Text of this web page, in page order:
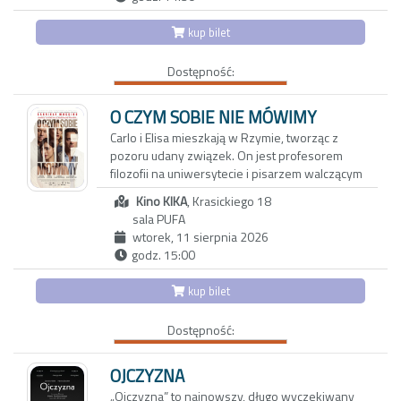
kategoria wiekowa 4+
rutyna. Gdy pewnego wieczoru Joe i Angela
zapraszają na kolację parę tajemniczych
sąsiadów, swobodna i przyjacielska rozmowa
grę. To, co dotąd skrywane, wychodzi na jaw, a
niewypowiedziane pragnienia ducha i ciała
zaczynają nabierać niebezpiecznie realnych
kształtów. Czy obie pary pójdą dziś spać we
własnych łóżkach?
kup bilet
Dostępność:
O CZYM SOBIE NIE MÓWIMY
Carlo i Elisa mieszkają w Rzymie, tworząc z
pozoru udany związek. On jest profesorem
filozofii na uniwersytecie i pisarzem walczącym
z kryzysem twórczym. Ona z kolei to
utalentowana, błyskotliwa dziennikarka, której
felietony ukazują się w międzynarodowych
magazynach lifestylowych. Do ich trwającego
od dwóch dekad związku wkrada się coraz
więcej rutyny oraz dystansu.
wyjazd do Maroka w towarzystwie
wieloletnich przyjaciół: Anny i Paola oraz ich
trzynastoletniej córki Vittorii - inteligentnej,
dociekliwej i ekscentrycznej nastolatki.
Kino KIKA, Krasickiego 18
sala PUFA
wtorek, 11 sierpnia 2026
godz. 15:00
kup bilet
Dostępność:
OJCZYZNA
„Ojczyzna” to najnowszy, długo wyczekiwany